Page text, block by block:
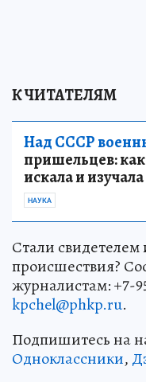
К ЧИТАТЕЛЯМ
Над СССР
пришельцев: как
искала и
НАУКА
Стали свидетелем
происшествия?
журналистам: +7-
kpchel@phkp.ru.
Подпишитесь на
Одноклассники,